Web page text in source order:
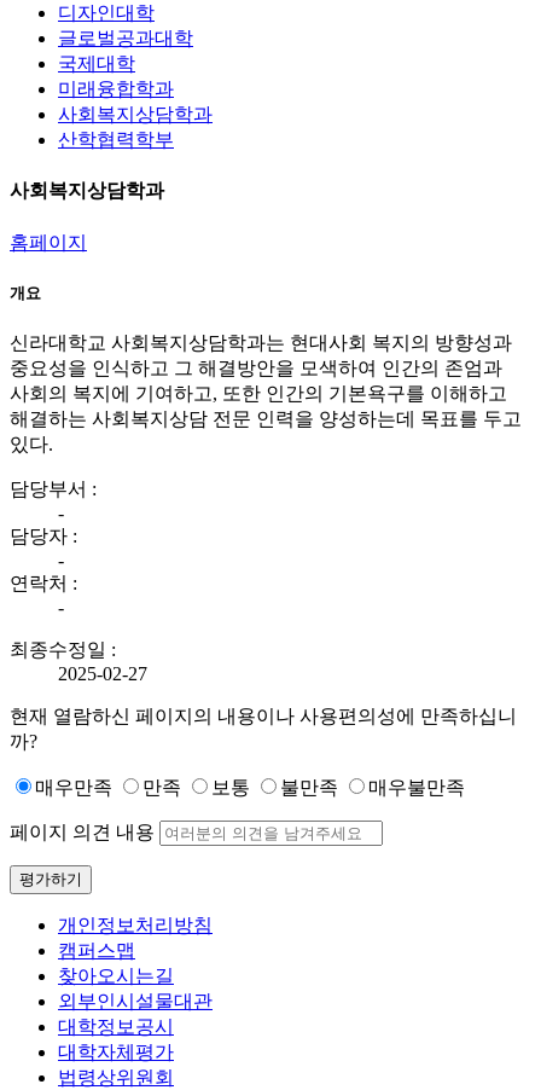
디자인대학
글로벌공과대학
국제대학
미래융합학과
사회복지상담학과
산학협력학부
사회복지상담학과
홈페이지
개요
신라대학교 사회복지상담학과는 현대사회 복지의 방향성과
중요성을 인식하고 그 해결방안을 모색하여 인간의 존엄과
사회의 복지에 기여하고, 또한 인간의 기본욕구를 이해하고
해결하는 사회복지상담 전문 인력을 양성하는데 목표를 두고
있다.
담당부서 :
-
담당자 :
-
연락처 :
-
최종수정일 :
2025-02-27
현재 열람하신 페이지의 내용이나 사용편의성에 만족하십니
까?
매우만족 만족 보통 불만족 매우불만족
페이지 의견 내용
평가하기
개인정보처리방침
캠퍼스맵
찾아오시는길
외부인시설물대관
대학정보공시
대학자체평가
법령상위원회